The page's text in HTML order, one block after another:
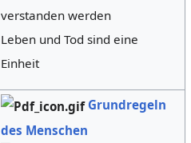
verstanden werden
Leben und Tod sind eine
Einheit
Grundregeln
des Menschen